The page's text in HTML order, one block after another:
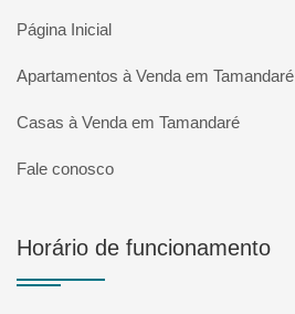
Página Inicial
Apartamentos à Venda em Tamandaré
Casas à Venda em Tamandaré
Fale conosco
Horário de funcionamento